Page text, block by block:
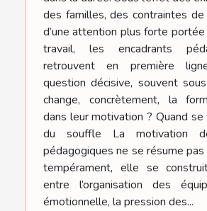
des familles, des contraintes
d’une attention plus forte
travail, les encadrants
retrouvent en première
question décisive, souvent
change, concrètement, la
dans leur motivation ? Quand
du souffle La motivation
pédagogiques ne se résume
tempérament, elle se
entre l’organisation des
émotionnelle, la pression des...